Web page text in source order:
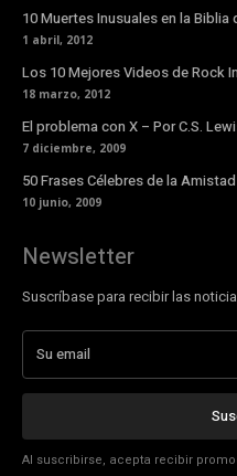
10 Muertes Inusuales en la
1 abril, 2012
Los 10 Mejores Videos de Rock
18 marzo, 2012
El problema con X – Por C.S.
7 diciembre, 2009
50 Frases Célebres de la
10 junio, 2009
Newsletter
Suscríbase para recibir las
Al suscribirse, acepta recibir